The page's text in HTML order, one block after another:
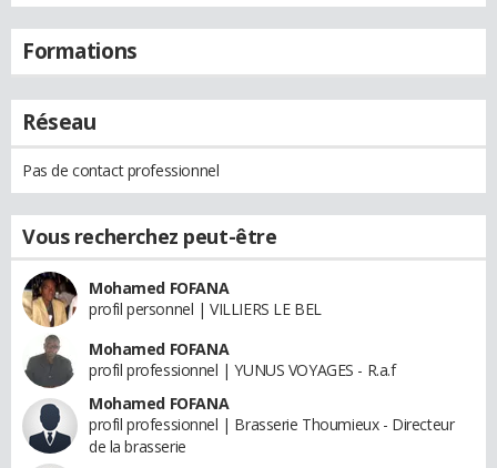
Formations
Réseau
Pas de contact professionnel
Vous recherchez peut-être
Mohamed FOFANA
profil personnel | VILLIERS LE BEL
Mohamed FOFANA
profil professionnel | YUNUS VOYAGES - R.a.f
Mohamed FOFANA
profil professionnel | Brasserie Thoumieux - Directeur
de la brasserie